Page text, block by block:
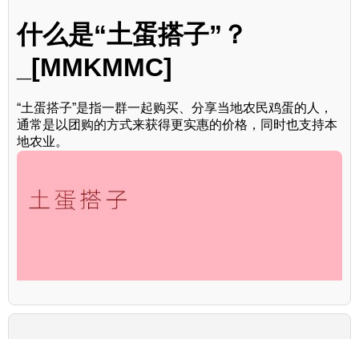
什么是“土蛋搭子”？
_[MMKMMC]
“土蛋搭子”是指一群一起购买、分享当地农民鸡蛋的人，
通常是以团购的方式来获得更实惠的价格，同时也支持本
地农业。